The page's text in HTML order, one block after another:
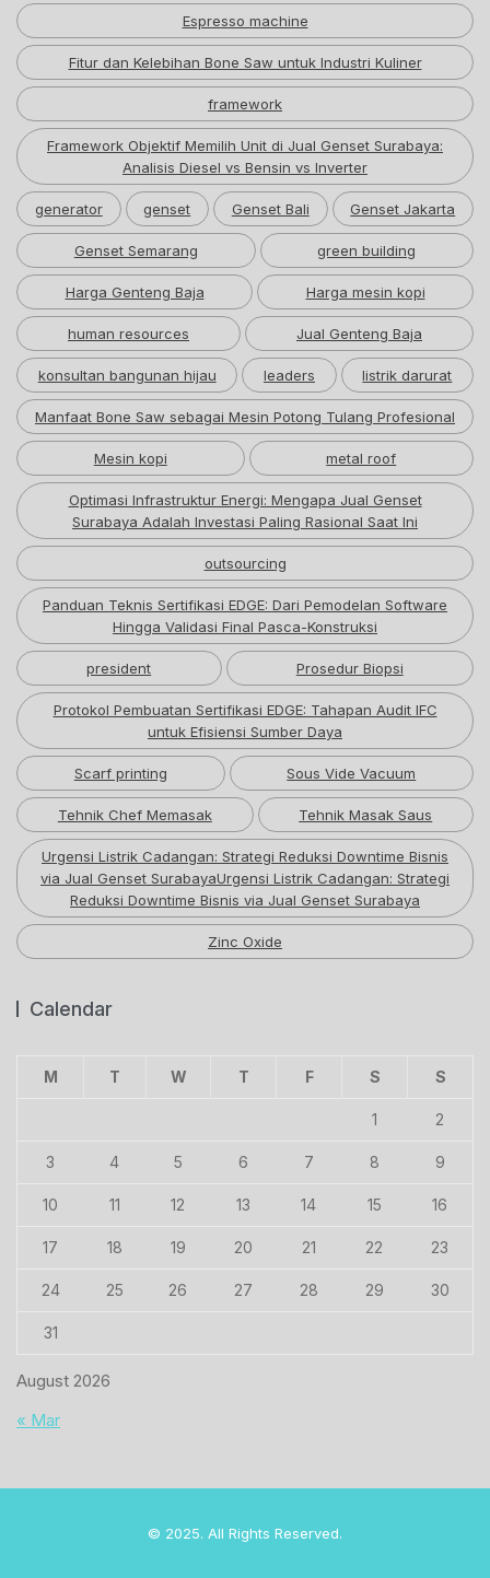
Espresso machine
Fitur dan Kelebihan Bone Saw untuk Industri Kuliner
framework
Framework Objektif Memilih Unit di Jual Genset Surabaya:
Analisis Diesel vs Bensin vs Inverter
generator genset Genset Bali Genset Jakarta
Genset Semarang green building
Harga Genteng Baja Harga mesin kopi
human resources Jual Genteng Baja
konsultan bangunan hijau leaders listrik darurat
Manfaat Bone Saw sebagai Mesin Potong Tulang Profesional
Mesin kopi metal roof
Optimasi Infrastruktur Energi: Mengapa Jual Genset
Surabaya Adalah Investasi Paling Rasional Saat Ini
outsourcing
Panduan Teknis Sertifikasi EDGE: Dari Pemodelan Software
Hingga Validasi Final Pasca-Konstruksi
president Prosedur Biopsi
Protokol Pembuatan Sertifikasi EDGE: Tahapan Audit IFC
untuk Efisiensi Sumber Daya
Scarf printing Sous Vide Vacuum
Tehnik Chef Memasak Tehnik Masak Saus
Urgensi Listrik Cadangan: Strategi Reduksi Downtime Bisnis
via Jual Genset SurabayaUrgensi Listrik Cadangan: Strategi
Reduksi Downtime Bisnis via Jual Genset Surabaya
Zinc Oxide
Calendar
August 2026
M T W T F S S
1 2
3 4 5 6 7 8 9
10 11 12 13 14 15 16
17 18 19 20 21 22 23
24 25 26 27 28 29 30
31
« Mar
© 2025. All Rights Reserved.